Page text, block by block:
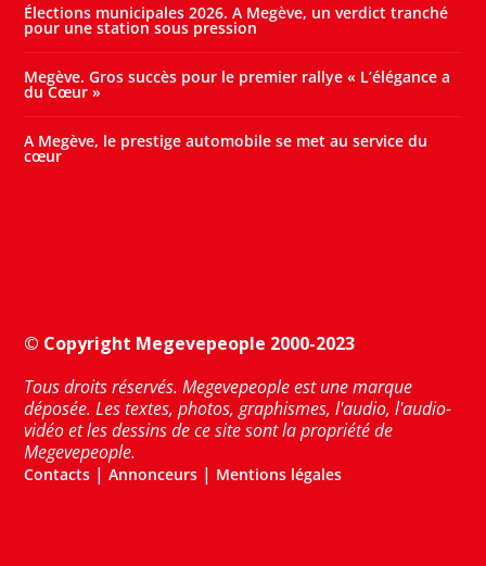
Élections municipales 2026. A Megève, un verdict tranché
pour une station sous pression
Megève. Gros succès pour le premier rallye « L’élégance a
du Cœur »
A Megève, le prestige automobile se met au service du
cœur
© Copyright Megevepeople 2000-2023
Tous droits réservés. Megevepeople est une marque
déposée. Les textes, photos, graphismes, l'audio, l'audio-
vidéo et les dessins de ce site sont la propriété de
Megevepeople.
Contacts |Annonceurs | Mentions légales